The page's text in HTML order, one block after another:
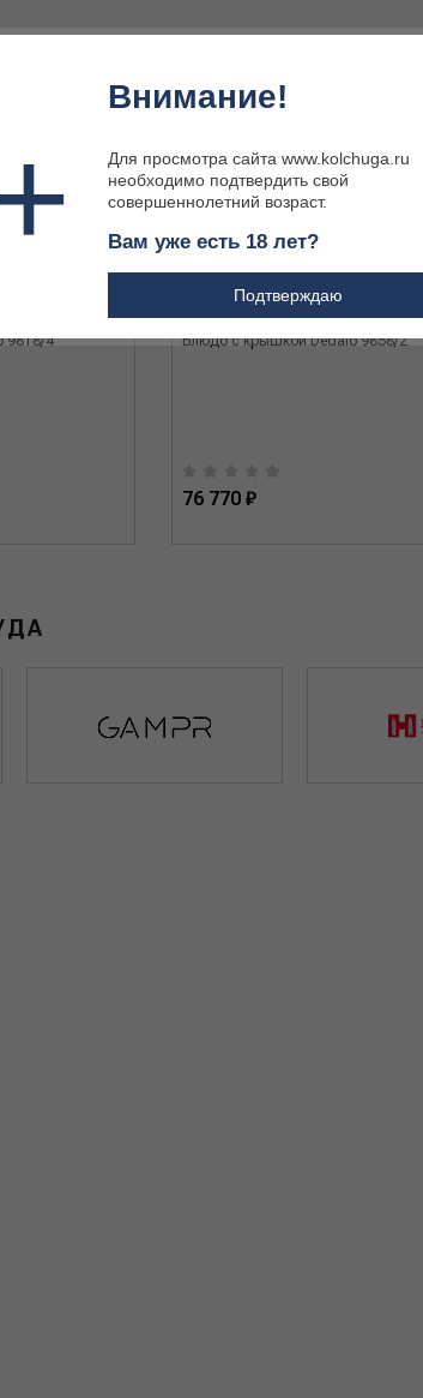
9818/4 Блюдо с крышкой Dedalo 9858/2
76 770 ₽
Внимание!
Для просмотра сайта www.kolchuga.ru
необходимо подтвердить свой
совершеннолетний возраст.
Вам уже есть 18 лет?
Подтверждаю